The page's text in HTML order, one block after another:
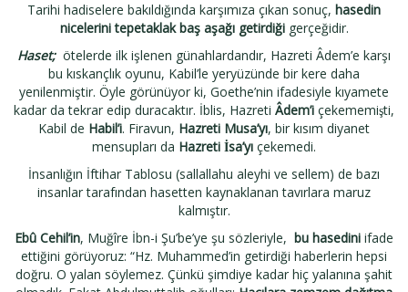
Tarihi hadiselere bakıldığında karşımıza çıkan sonuç, hasedin
nicelerini tepetaklak baş aşağı getirdiğigerçeğidir.
Haset; ötelerde ilk işlenen günahlardandır, Hazreti Âdem’e karşı
bu kıskançlık oyunu, Kabil’le yeryüzünde bir kere daha
yenilenmiştir. Öyle görünüyor ki, Goethe’nin ifadesiyle kıyamete
kadar da tekrar edip duracaktır. İblis, Hazreti Âdem’i çekememişti,
Kabil de Habil’i. Firavun, Hazreti Musa’yı, bir kısım diyanet
mensupları da Hazreti İsa’yı çekemedi.
İnsanlığın İftihar Tablosu (sallallahu aleyhi ve sellem) de bazı
insanlar tarafından hasetten kaynaklanan tavırlara maruz
kalmıştır.
Ebû Cehil’in, Muğîre İbn-i Şu’be’ye şu sözleriyle, bu hasedini ifade
ettiğini görüyoruz: “Hz. Muhammed’in getirdiği haberlerin hepsi
doğru. O yalan söylemez. Çünkü şimdiye kadar hiç yalanına şahit